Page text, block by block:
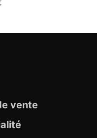
vente